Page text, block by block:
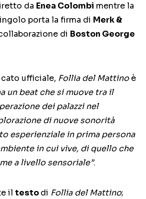
da Enea Colombi mentre la
porta la firma di Merk &
di Boston George
ufficiale, Follia del Mattinoè
un beat che si muove tra il
dei palazzi nel
di nuove sonorità
esperienziale in prima persona
in cui vive, di quello che
a livello sensoriale”.
il testodi Follia del Mattino;